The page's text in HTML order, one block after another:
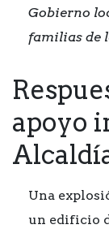
Gobierno
familias de
apoyo
Una
un edificio